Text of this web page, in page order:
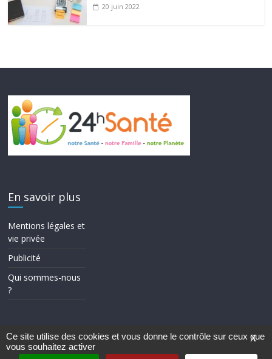
20 juin 2022
En savoir plus
Mentions légales et
vie privée
Publicité
Qui sommes-nous
?
Copyright © 2026
X
Ce site utilise des cookies et vous donne le contrôle sur ceux que
vous souhaitez activer